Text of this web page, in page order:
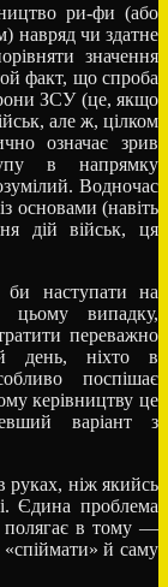
ри-фи (або
навряд чи здатне
значення
факт, що спроба
ЗСУ (це, якщо
але ж, цілком
означає зрив
в напрямку
Водночас
основами (навіть
дій військ, ця
наступати на
цьому випадку,
переважно
день, ніхто в
поспішає
керівництву це
варіант з
руках, ніж якийсь
Єдина проблема
полягає в тому —
й саму